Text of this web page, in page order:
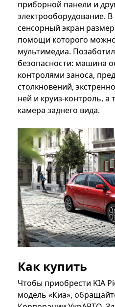
приборной панели и
электрооборудование.
сенсорный экран
помощи которого
мультимедиа.
безопасности: машина
контролями заноса,
столкновений,
ней и круиз-контроль, а
камера заднего вида.
Как купить
Чтобы приобрести KIA
модель «Киа»,